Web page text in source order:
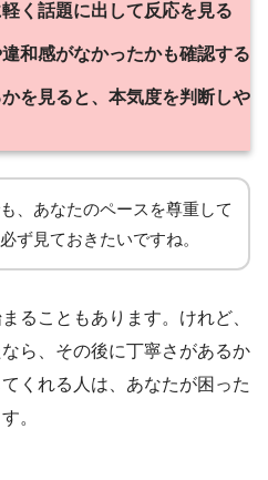
く話題に出して反応を見る
和感がなかったかも確認する
を見ると、本気度を判断しや
、あなたのペースを尊重して
ず見ておきたいですね。
ることもあります。けれど、
ら、その後に丁寧さがあるか
くれる人は、あなたが困った
。